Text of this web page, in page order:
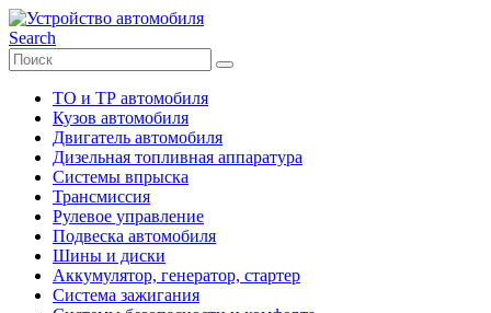
Search
ТО и ТР автомобиля
Кузов автомобиля
Двигатель автомобиля
Дизельная топливная аппаратура
Системы впрыска
Трансмиссия
Рулевое управление
Подвеска автомобиля
Шины и диски
Аккумулятор, генератор, стартер
Система зажигания